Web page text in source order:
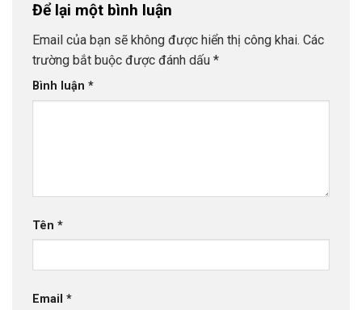
Để lại một bình luận
Email của bạn sẽ không được hiển thị công khai. Các
trường bắt buộc được đánh dấu *
Bình luận *
Tên *
Email *